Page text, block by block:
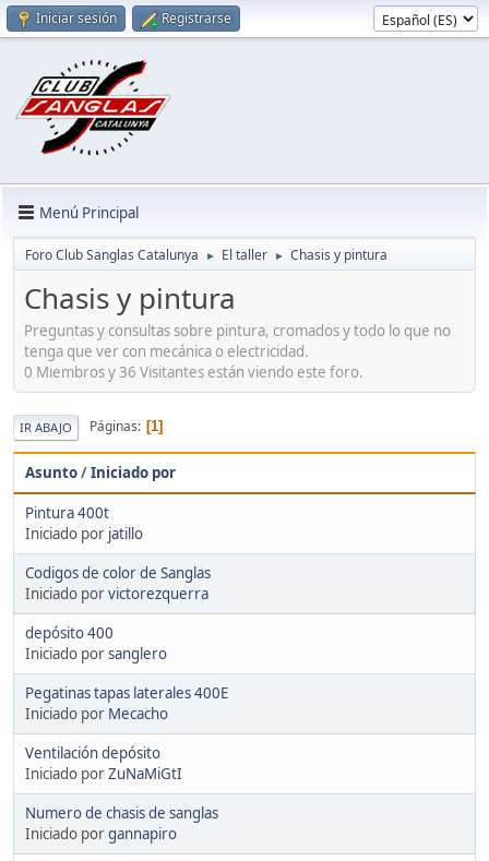
Iniciar sesión Registrarse
Menú Principal
Foro Club Sanglas Catalunya ► El taller ► Chasis y pintura
Chasis y pintura
Preguntas y consultas sobre pintura, cromados y todo lo que no
tenga que ver con mecánica o electricidad.
0 Miembros y 36 Visitantes están viendo este foro.
IR ABAJO Páginas 1
Asunto/Iniciado por
Pintura 400t
Iniciado por jatillo
Codigos de color de Sanglas
Iniciado porvictorezquerra
depósito 400
Iniciado porsanglero
Pegatinas tapas laterales 400E
Iniciado por Mecacho
Ventilación depósito
Iniciado porZuNaMiGtI
Numero de chasis de sanglas
Iniciado porgannapiro